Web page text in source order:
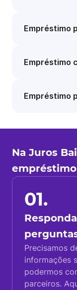
Empréstimo
Empréstimo
Empréstimo
Na Juros
empréstimo
01.
Precisamos
informações
podermos
parceiros.